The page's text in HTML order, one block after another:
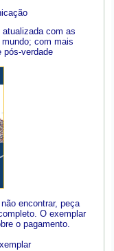
com as
com mais
pós-verdade
encontrar, peça
O exemplar
o pagamento.